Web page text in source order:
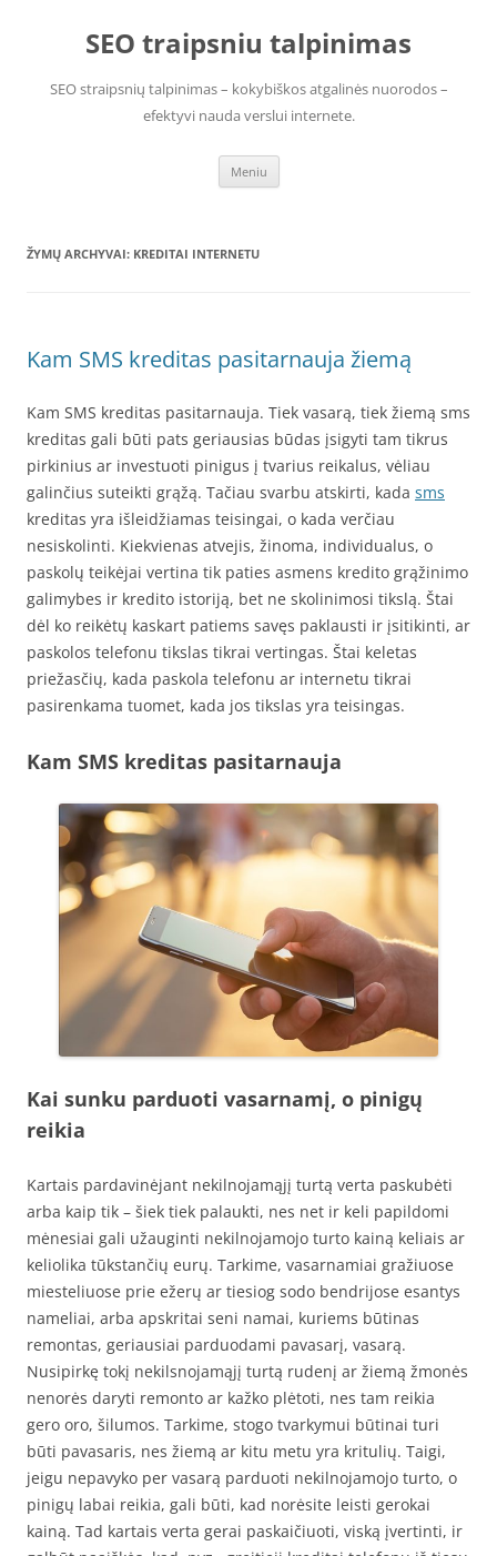
SEO traipsniu talpinimas
SEO straipsnių talpinimas – kokybiškos atgalinės nuorodos –
efektyvi nauda verslui internete.
Meniu
ŽYMŲ ARCHYVAI: KREDITAI INTERNETU
Kam SMS kreditas pasitarnauja žiemą
Kam SMS kreditas pasitarnauja. Tiek vasarą, tiek žiemą sms
kreditas gali būti pats geriausias būdas įsigyti tam tikrus
pirkinius ar investuoti pinigus į tvarius reikalus, vėliau
galinčius suteikti grąžą. Tačiau svarbu atskirti, kada sms
kreditas yra išleidžiamas teisingai, o kada verčiau
nesiskolinti. Kiekvienas atvejis, žinoma, individualus, o
paskolų teikėjai vertina tik paties asmens kredito grąžinimo
galimybes ir kredito istoriją, bet ne skolinimosi tikslą. Štai
dėl ko reikėtų kaskart patiems savęs paklausti ir įsitikinti, ar
paskolos telefonu tikslas tikrai vertingas. Štai keletas
priežasčių, kada paskola telefonu ar internetu tikrai
pasirenkama tuomet, kada jos tikslas yra teisingas.
Kam SMS kreditas pasitarnauja
Kai sunku parduoti vasarnamį, o pinigų
reikia
Kartais pardavinėjant nekilnojamąjį turtą verta paskubėti
arba kaip tik – šiek tiek palaukti, nes net ir keli papildomi
mėnesiai gali užauginti nekilnojamojo turto kainą keliais ar
keliolika tūkstančių eurų. Tarkime, vasarnamiai gražiuose
miesteliuose prie ežerų ar tiesiog sodo bendrijose esantys
nameliai, arba apskritai seni namai, kuriems būtinas
remontas, geriausiai parduodami pavasarį, vasarą.
Nusipirkę tokį nekilsnojamąjį turtą rudenį ar žiemą žmonės
nenorės daryti remonto ar kažko plėtoti, nes tam reikia
gero oro, šilumos. Tarkime, stogo tvarkymui būtinai turi
būti pavasaris, nes žiemą ar kitu metu yra kritulių. Taigi,
jeigu nepavyko per vasarą parduoti nekilnojamojo turto, o
pinigų labai reikia, gali būti, kad norėsite leisti gerokai
kainą. Tad kartais verta gerai paskaičiuoti, viską įvertinti, ir